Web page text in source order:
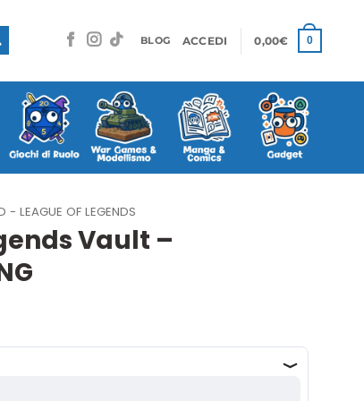
BLOG ACCEDI 0,00€ 0
- LEAGUE OF LEGENDS
Vault –